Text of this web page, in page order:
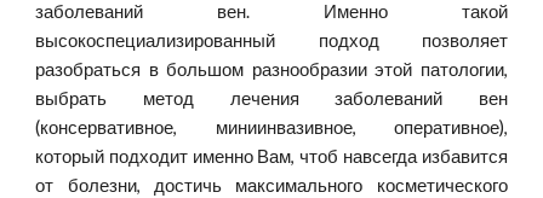
заболеваний вен. Именно такой
высокоспециализированный подход позволяет
разобраться в большом разнообразии этой патологии,
выбрать метод лечения заболеваний вен
(консервативное, миниинвазивное, оперативное),
который подходит именно Вам, чтоб навсегда избавится
от болезни, достичь максимального косметического